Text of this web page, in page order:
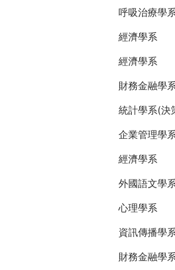
呼吸治療學
經濟學系
經濟學系
財務金融學
統計學系(決
企業管理學
經濟學系
外國語文學
心理學系
資訊傳播學
財務金融學